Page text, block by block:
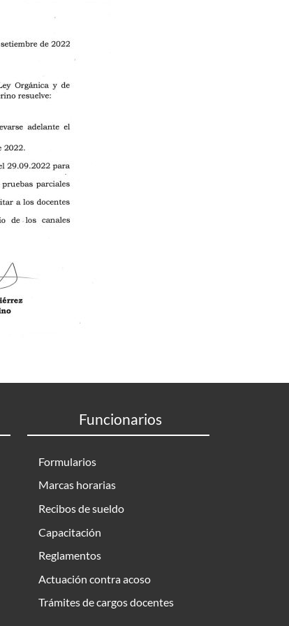
Funcionarios
Formularios
Marcas horarias
Recibos de sueldo
Capacitación
Reglamentos
Actuación contra acoso
Trámites de cargos docentes